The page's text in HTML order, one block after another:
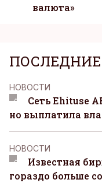
валюта»
НОВОСТИ
Сеть Ehituse
но выплатила
НОВОСТИ
Известная
гораздо больше